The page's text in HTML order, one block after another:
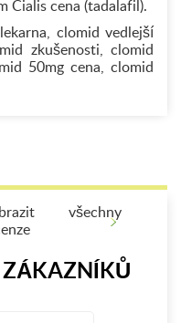
Cialis cena (tadalafil).
clomid vedlejší
zkušenosti, clomid
50mg cena, clomid
všechny